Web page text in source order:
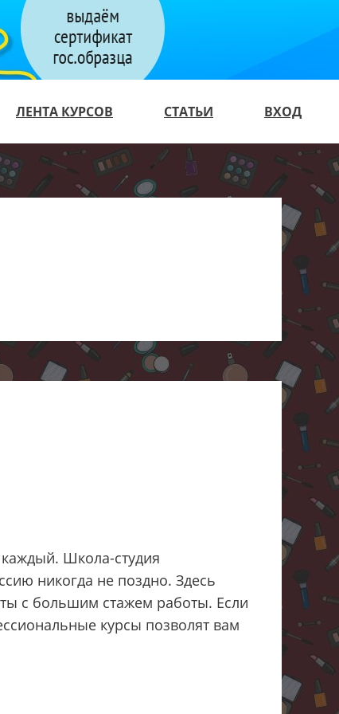
ЛЕНТА КУРСОВ СТАТЬИ ВХОД
Школа-студия
никогда не поздно. Здесь
с большим стажем работы. Если
курсы позволят вам